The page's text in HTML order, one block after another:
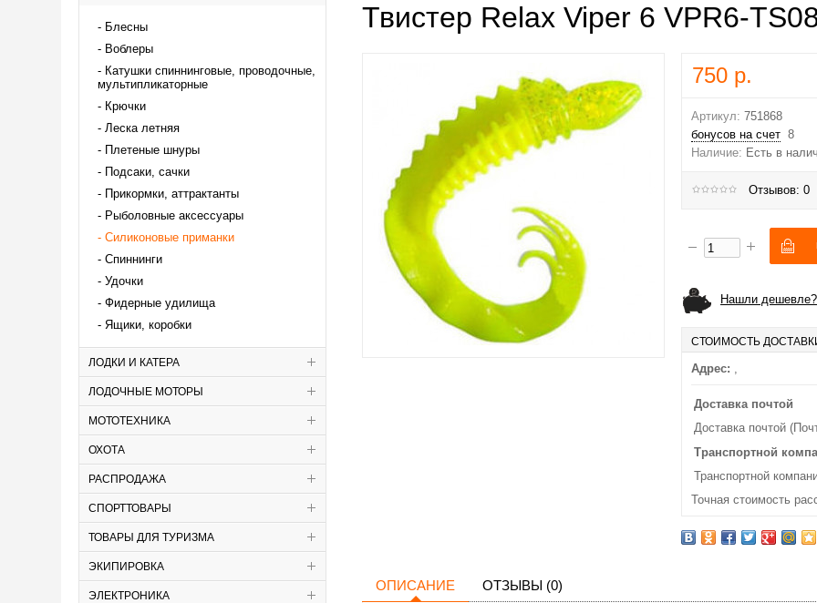
Блесны
Воблеры
Катушки спиннинговые, проводочные,
мультипликаторные
Крючки
Леска летняя
Плетеные шнуры
Подсаки, сачки
Прикормки, аттрактанты
Рыболовные аксессуары
Силиконовые приманки
Спиннинги
Удочки
Фидерные удилища
Ящики, коробки
ЛОДКИ И КАТЕРА
ЛОДОЧНЫЕ МОТОРЫ
МОТОТЕХНИКА
ОХОТА
РАСПРОДАЖА
СПОРТТОВАРЫ
ТОВАРЫ ДЛЯ ТУРИЗМА
ЭКИПИРОВКА
ЭЛЕКТРОНИКА
Твистер Relax Viper 6 VPR6-
750 р.
Артикул: 751868
бонусов на счет 8
Наличие: Есть в
Отзывов: 0
Нашли дешевле?
СТОИМОСТЬ
Адрес: ,
Доставка почтой
Доставка почтой
Транспортной
Транспортной
Точная стоимость
ОПИСАНИЕ ОТЗЫВЫ (0)